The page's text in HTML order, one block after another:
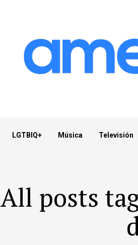
LGTBIQ+ Música Televisión
All posts